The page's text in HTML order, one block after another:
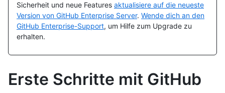
Sicherheit und neue Features aktualisiere auf die neueste
Version von GitHub Enterprise Server. Wende dich an den
GitHub Enterprise-Support, um Hilfe zum Upgrade zu
erhalten.
Erste Schritte mit GitHub